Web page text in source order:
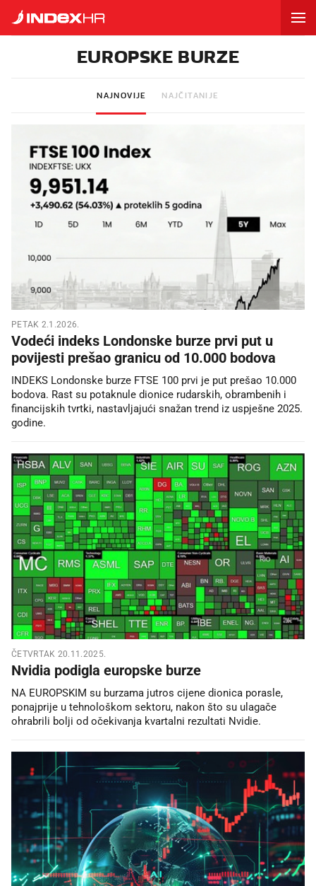
EUROPSKE BURZE
NAJNOVIJE NAJČITANIJE
PETAK 2.1.2026.
Vodeći indeks Londonske burze prvi put u
povijesti prešao granicu od 10.000 bodova
INDEKS Londonske burze FTSE 100 prvi je put prešao 10.000
bodova. Rast su potaknule dionice rudarskih, obrambenih i
financijskih tvrtki, nastavljajući snažan trend iz uspješne 2025.
godine.
ČETVRTAK 20.11.2025.
Nvidia podigla europske burze
NA EUROPSKIM su burzama jutros cijene dionica porasle,
ponajprije u tehnološkom sektoru, nakon što su ulagače
ohrabrili bolji od očekivanja kvartalni rezultati Nvidie.